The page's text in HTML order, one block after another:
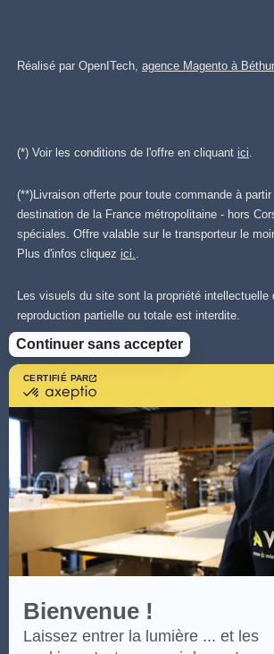
CERTIFIÉ PAR
Axeptio
savoir
plus
sur
Axeptio
Bienvenue !
Laissez entrer la lumière ... et les
Continuer sans accepter
Réalisé par OpenITech, agence Magento à
(*) Voir les conditions de l'offre en cliquant ici
(**)Livraison offerte pour toute commande à
destination de la France métropolitaine - hors
spéciales. Offre valable sur le transporteur le
Plus d'infos cliquez ici.
Les visuels du site sont la propriété
reproduction partielle ou totale est interdite.